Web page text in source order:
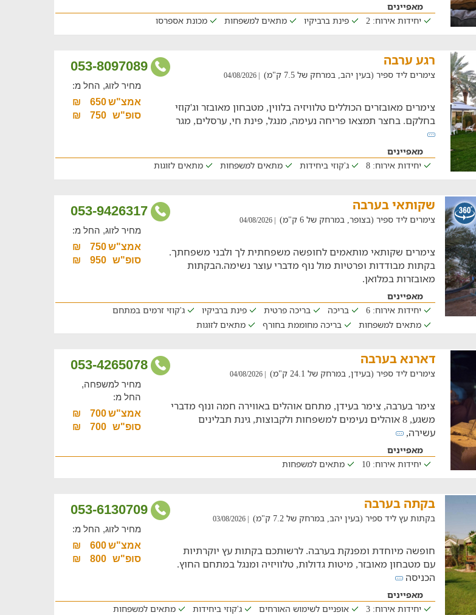
מאפיינים
יחידות אירוח: 2
פינת ברביקיו מתאים למשפחות מכונת אספרסו
053-8097089 רגע ערבה
צימרים ליד ספיר (בעין יהב, במרחק של 7.5 ק"מ) | 04/08/2026
צימרים מאובזרים הכוללים טלוויזיה בלווין, מטבחון מאובזר וג'קוזי
בחלקם. בחצר תמצאו פריחה נעימה, מנגל, פינת חי, ערסלים, מגר
מחיר לזוג, החל מ:
אמצ"ש650
₪
סופ"ש
750
₪
מאפיינים
יחידות אירוח: 8
ג'קוזי ביחידות מתאים למשפחות מתאים לזוגות
053-9426317 שקותאי בערבה
צימרים ליד ספיר (בצופר, במרחק של 6 ק"מ) | 04/08/2026
צימרים שקותאי מותאמים לחופשה משפחתית לך ולבני משפחתך.
בקתות מבודדות ופרטיות מול נוף מדברי עוצר נשימה.הבקתות
מאובזרות במלואן.
מחיר לזוג, החל מ:
אמצ"ש750
₪
סופ"ש
950
₪
מאפיינים
יחידות אירוח: 6
בריכה בריכה פרטית פינת ברביקיו
ג'קוזי זרמים במתחם
מתאים למשפחות
בריכה מחוממת בחורף מתאים לזוגות
053-4265078 דארנא בערבה
צימרים ליד ספיר (בעידן, במרחק של 24.1 ק"מ) | 04/08/2026
צימר בערבה, צימר בעידן, מתחם אוהלים באווירה חמה ונוף מדברי
משגע, 8 אוהלים נעימים למשפחות ולקבוצות, גינת תבלינים
עשירה,
מחיר למשפחה,
החל מ:
אמצ"ש700
₪
סופ"ש
700
₪
מאפיינים
יחידות אירוח: 10
מתאים למשפחות
053-6130709 בקתה בערבה
בקתות עץ ליד ספיר (בעין יהב, במרחק של 7.2 ק"מ) | 03/08/2026
חופשה מיוחדת ומפנקת בערבה. לרשותכם בקתות עץ יוקרתיות
עם מטבחון מאובזר, מיטות גדולות, טלוויזיה ומנגל במתחם החוץ.
הכניסה
מחיר לזוג, החל מ:
אמצ"ש600
₪
סופ"ש
800
₪
מאפיינים
יחידות אירוח: 3
אופניים לשימוש האורחים ג'קוזי ביחידות
מתאים למשפחות